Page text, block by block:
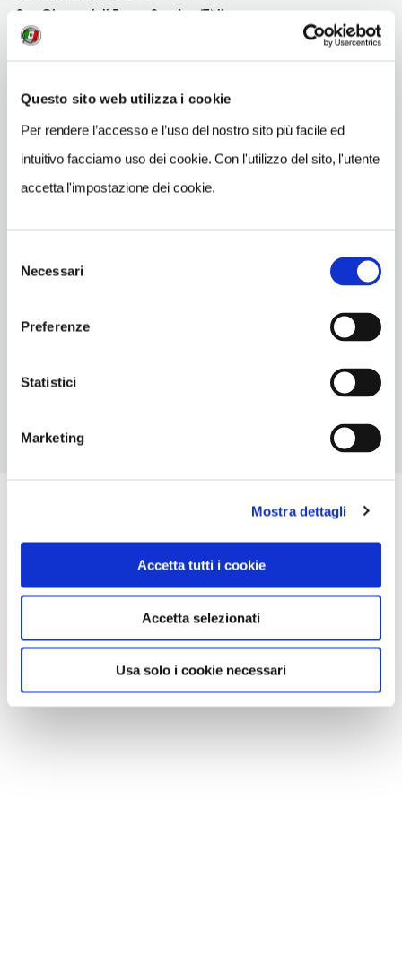
Questo sito web utilizza i cookie
Per rendere l’accesso e l’uso del nostro sito più facile ed
intuitivo facciamo uso dei cookie. Con l'utilizzo del sito, l'utente
accetta l'impostazione dei cookie.
delNecessari
Preferenze
Statistici
Marketing
Mostra dettagli
Accetta tutti i cookie
Accetta selezionati
Usa solo i cookie necessari
San Giovanni di Fassa-Sen Jan (TN)
Trentino-Alto Adige IT
www.alpenhotelcorona.com
INDIRIZZO EMAIL
info@alpenhotelcorona.com
TELEFONO
70
Chiusura: aprile chiuso seconda metà, maggio chiuso, giugno